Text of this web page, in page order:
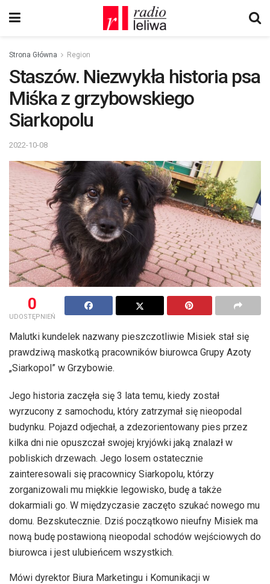
Strona Główna Region
Staszów. Niezwykła historia psa
Miśka z grzybowskiego
Siarkopolu
2022-10-08
0
UDOSTĘPNIEŃ
Malutki kundelek nazwany pieszczotliwie Misiek stał się
prawdziwą maskotką pracowników biurowca Grupy Azoty
„Siarkopol” w Grzybowie.
Jego historia zaczęła się 3 lata temu, kiedy został
wyrzucony z samochodu, który zatrzymał się nieopodal
budynku. Pojazd odjechał, a zdezorientowany pies przez
kilka dni nie opuszczał swojej kryjówki jaką znalazł w
pobliskich drzewach. Jego losem ostatecznie
zainteresowali się pracownicy Siarkopolu, którzy
zorganizowali mu miękkie legowisko, budę a także
dokarmiali go. W międzyczasie zaczęto szukać nowego mu
domu. Bezskutecznie. Dziś początkowo nieufny Misiek ma
nową budę postawioną nieopodal schodów wejściowych do
biurowca i jest ulubieńcem wszystkich.
Mówi dyrektor Biura Marketingu i Komunikacji w